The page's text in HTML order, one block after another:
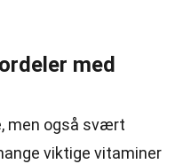
med
men også svært
viktige vitaminer